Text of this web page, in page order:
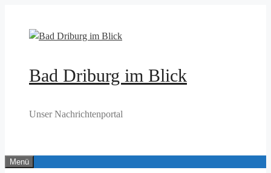
springen
Bad Driburg im Blick
Unser Nachrichtenportal
Menü